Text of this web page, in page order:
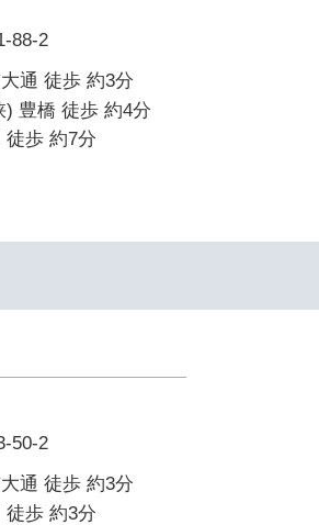
88-2
通 徒歩 約3分
豊橋 徒歩 約4分
徒歩 約7分
50-2
通 徒歩 約3分
徒歩 約3分